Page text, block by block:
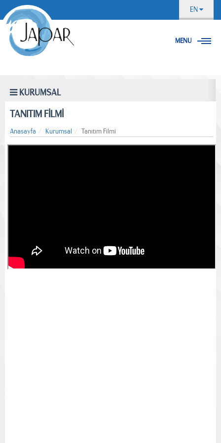
EN
MENU
KURUMSAL
TANITIM FİLMİ
Anasayfa Kurumsal Tanıtım Filmi